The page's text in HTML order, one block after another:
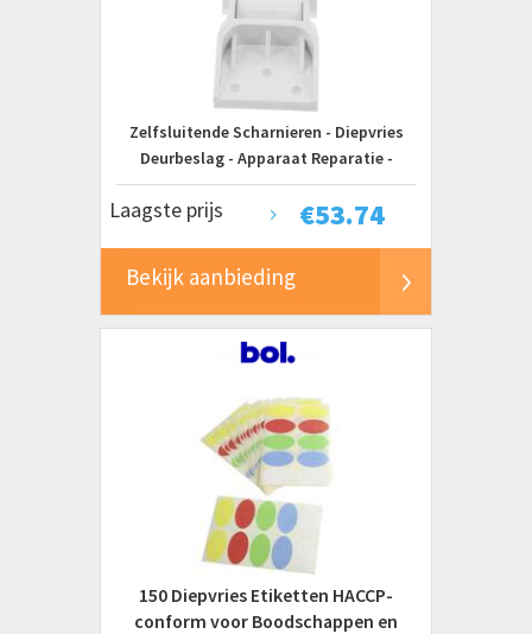
Zelfsluitende Scharnieren - Diepvries
Deurbeslag - Apparaat Reparatie -
Duurzame Constructie - 12.20 cm - Wit
€53.74
Laagste prijs
Bekijk aanbieding
150 Diepvries Etiketten HACCP-
conform voor Boodschappen en